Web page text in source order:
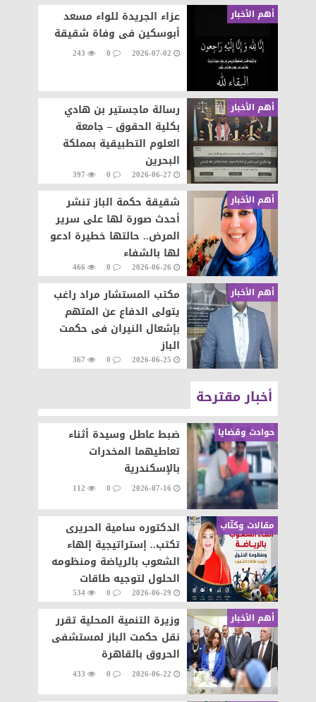
أهم الأخبار
عزاء الجريدة للواء مسعد
أبوسكين فى وفاة شقيقة
2026-07-02
0
243
أهم الأخبار
رسالة ماجستير بن هادي
بكلية الحقوق – جامعة
العلوم التطبيقية بمملكة
البحرين
2026-06-27
0
397
أهم الأخبار
شقيقة حكمة الباز تنشر
أحدث صورة لها على سرير
المرض.. حالتها خطيرة ادعو
لها بالشفاء
2026-06-26
0
466
أهم الأخبار
مكتب المستشار مراد راغب
يتولى الدفاع عن المتهم
بإشعال النيران فى حكمت
الباز
2026-06-25
0
367
أخبار مقترحة
حوادث وقضايا
ضبط عاطل وسيدة أثناء
تعاطيهما المخدرات
بالإسكندرية
2026-07-16
0
112
مقالات وكتّاب
الدكتوره سامية الحريرى
تكتب.. إستراتيجية إلهاء
الشعوب بالرياضة ومنظومه
الحلول لتوجيه طاقات
الشعوب نحو التطور والابداع
2026-06-29
0
534
أهم الأخبار
وزيرة التنمية المحلية تقرر
نقل حكمت الباز لمستشفى
الحروق بالقاهرة
2026-06-22
0
433